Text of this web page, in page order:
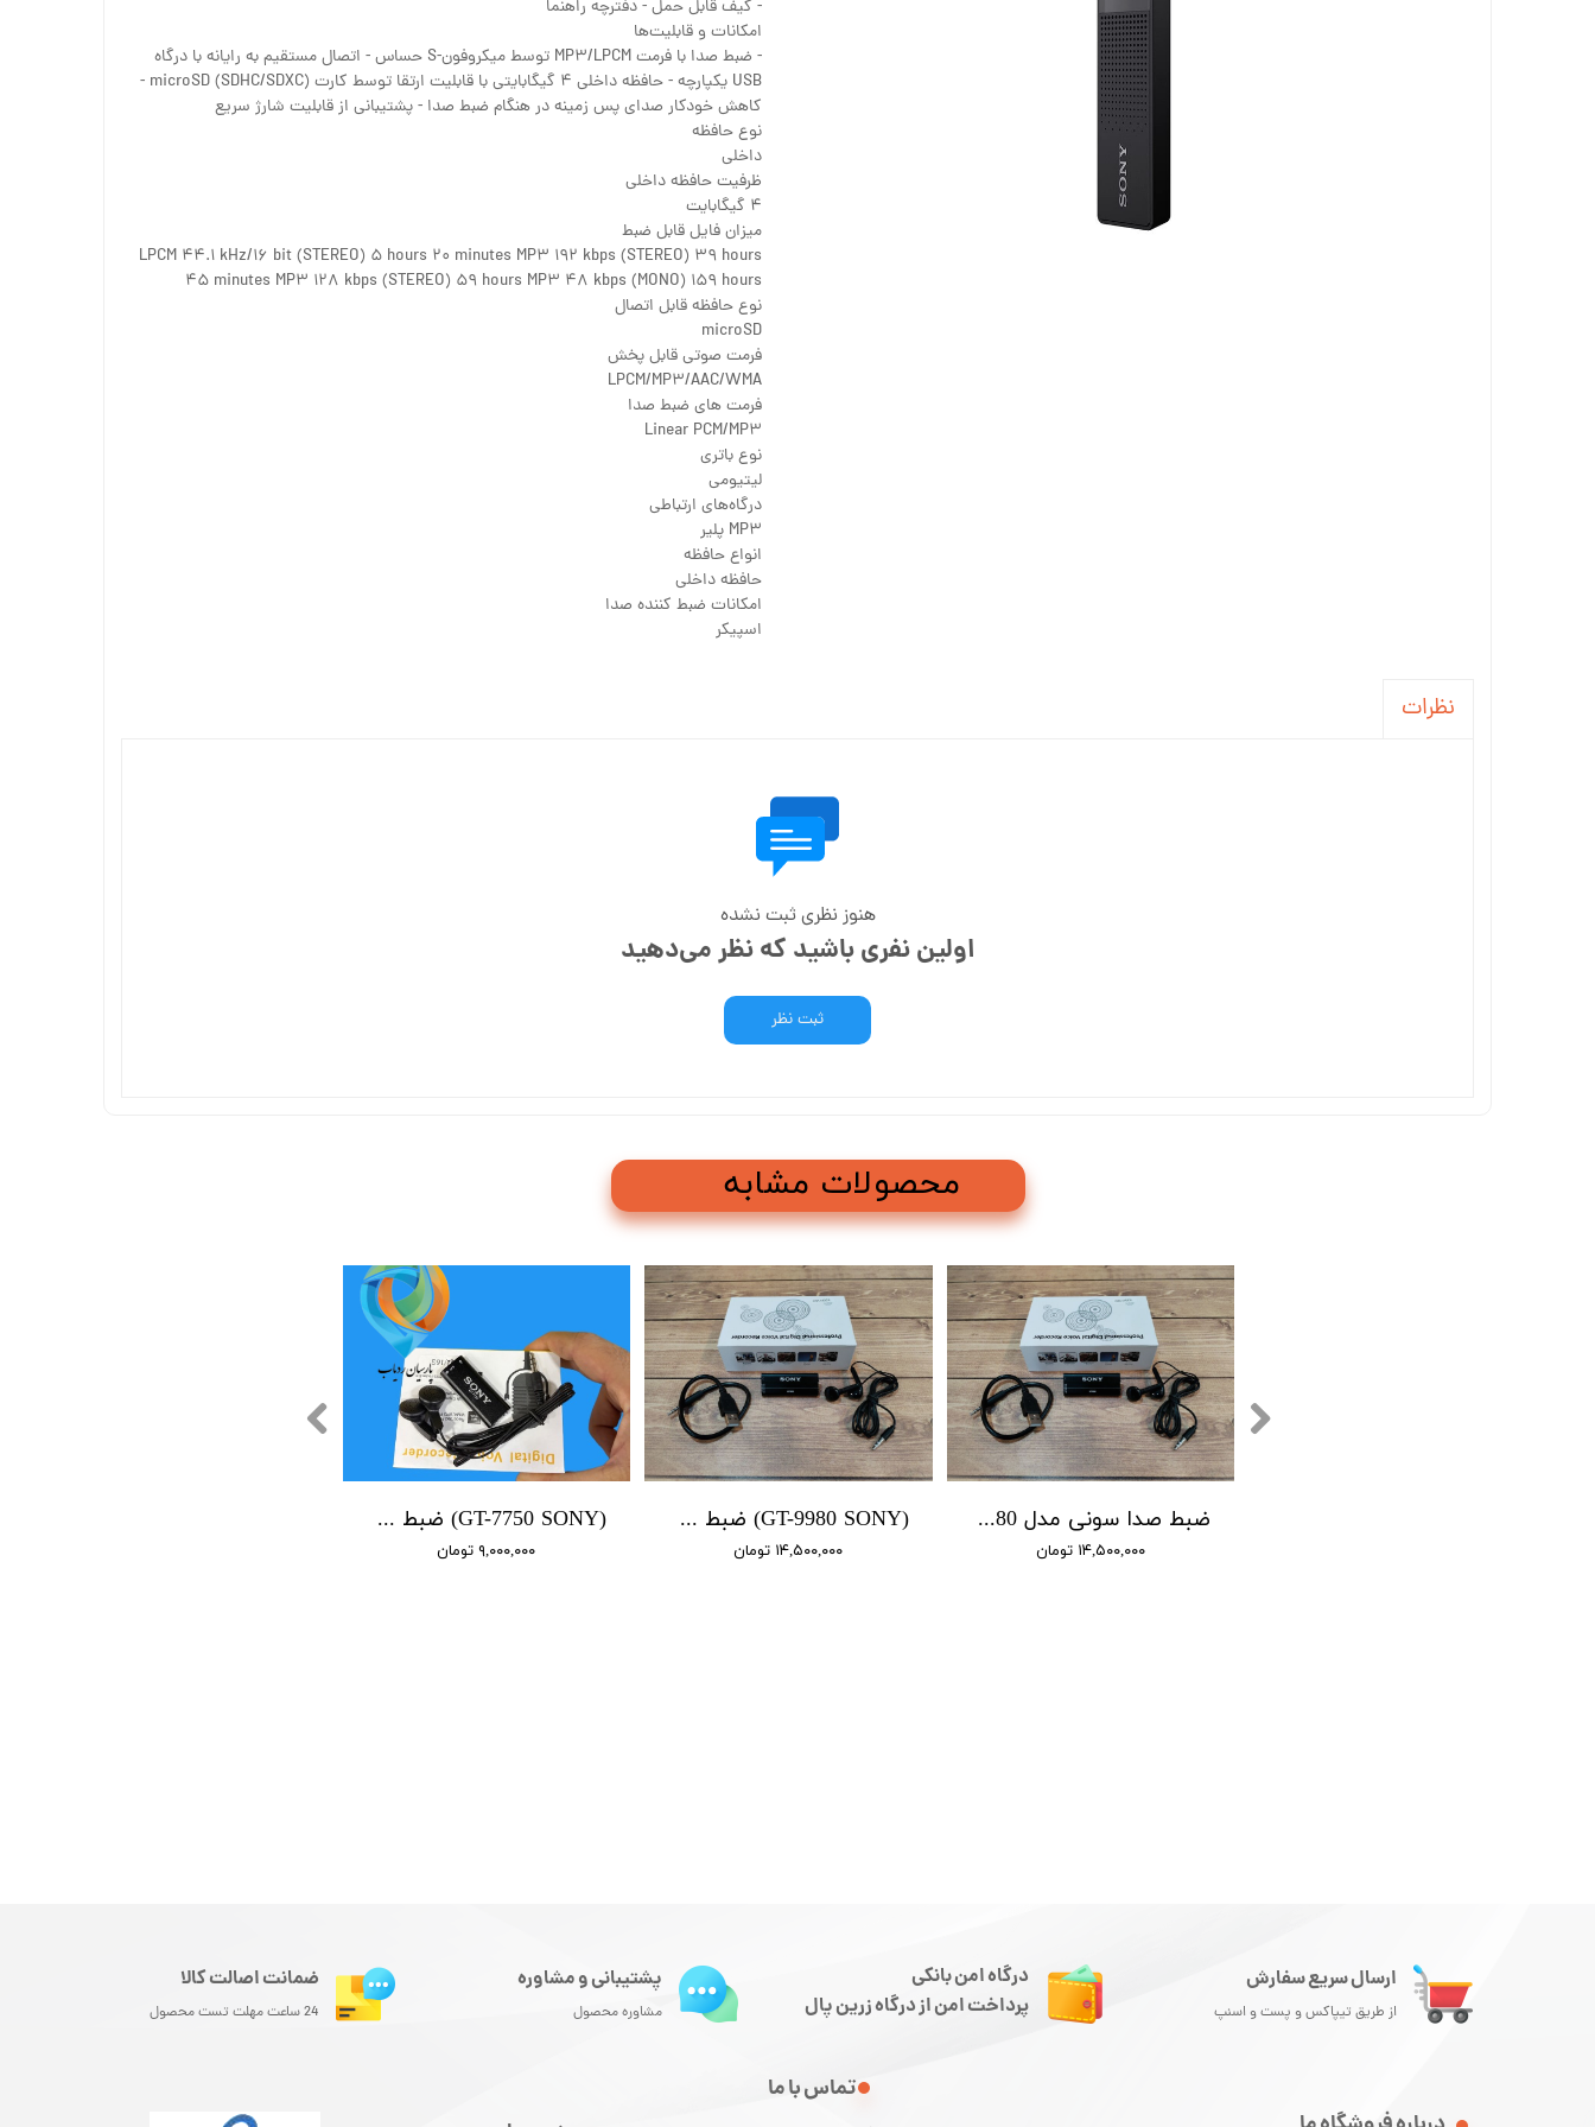
- کیف قابل حمل - دفترچه راهنما
امکانات و قابلیت‌ها
- ضبط صدا با فرمت MP۳/LPCM توسط میکروفون-S حساس - اتصال مستقیم به رایانه با درگاه
USB یکپارچه - حافظه داخلی ۴ گیگابایتی با قابلیت ارتقا توسط کارت microSD (SDHC/SDXC) -
کاهش خودکار صدای پس زمینه در هنگام ضبط صدا - پشتیبانی از قابلیت شارژ سریع
نوع حافظه
داخلی
ظرفیت حافظه داخلی
۴ گیگابایت
میزان فایل قابل ضبط
LPCM ۴۴.۱ kHz/۱۶ bit (STEREO) ۵ hours ۲۰ minutes MP۳ ۱۹۲ kbps (STEREO) ۳۹ hours
۴۵ minutes MP۳ ۱۲۸ kbps (STEREO) ۵۹ hours MP۳ ۴۸ kbps (MONO) ۱۵۹ hours
نوع حافظه قابل اتصال
microSD
فرمت صوتی قابل پخش
LPCM/MP۳/AAC/WMA
فرمت های ضبط صدا
Linear PCM/MP۳
نوع باتری
لیتیومی
درگاه‌های ارتباطی
MP۳ پلیر
انواع حافظه
حافظه داخلی
امکانات ضبط کننده صدا
اسپیکر
نظرات
هنوز نظری ثبت نشده
اولین نفری باشید که نظر می‌دهید
ثبت نظر
(GT-7750 SONY) ضبط کننده دیجیتالی صدا سونی - 16 گیگابایت - سنسور هوشمند صدا
۹,۰۰۰,۰۰۰ تومان
(GT-9980 SONY) ضبط کننده دیجیتالی سونی / 4 روز شارژ / 16 گیگابایت/ سنسور هوشمند
۱۴,۵۰۰,۰۰۰ تومان
ضبط صدا سونی مدل 9980 / 4 روز شارژ / 16 گیگابایت / سنسور صدا
۱۴,۵۰۰,۰۰۰ تومان
محصولات مشابه
ارسال سریع سفارش
از طریق تیپاکس و پست و اسنپ
تماس با ما
درگاه امن بانکی
پرداخت امن از درگاه زرین پال
پشتیبانی و مشاوره
مشاوره محصول
ضمانت اصالت کالا
24 ساعت مهلت تست محصول